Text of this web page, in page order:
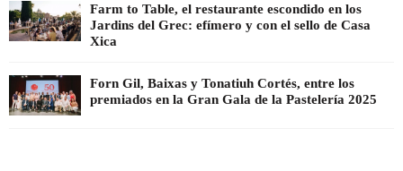
Farm to Table, el restaurante escondido en los
Jardins del Grec: efímero y con el sello de Casa
Xica
Forn Gil, Baixas y Tonatiuh Cortés, entre los
premiados en la Gran Gala de la Pastelería 2025